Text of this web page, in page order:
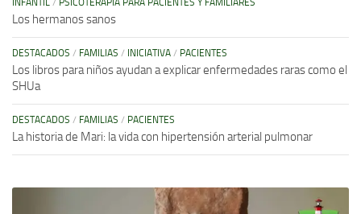
Los hermanos sanos
DESTACADOS / FAMILIAS / INICIATIVA / PACIENTES
Los libros para niños ayudan a explicar enfermedades raras como el
SHUa
DESTACADOS / FAMILIAS / PACIENTES
La historia de Mari: la vida con hipertensión arterial pulmonar